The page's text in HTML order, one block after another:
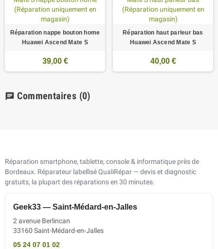
Réparation nappe bouton home
Huawei Ascend Mate S
39,00 €
Réparation haut parleur bas
Huawei Ascend Mate S
40,00 €
chat Commentaires (0)
Réparation smartphone, tablette, console & informatique près de
Bordeaux. Réparateur labellisé QualiRépar — devis et diagnostic
gratuits, la plupart des réparations en 30 minutes.
Geek33 — Saint-Médard-en-Jalles
2 avenue Berlincan
33160 Saint-Médard-en-Jalles
05 24 07 01 02